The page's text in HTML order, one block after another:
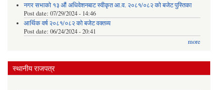
नगर सभाको १३ औं अधिवेशनबाट स्वीकृत आ.व. २०८१/०८२ को बजेट पुस्तिका
Post date: 07/29/2024 - 14:46
आर्थिक वर्ष २०८१/०८२ को बजेट वक्तव्य
Post date: 06/24/2024 - 20:41
more
स्थानीय राजपत्र